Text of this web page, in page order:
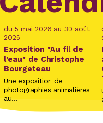
du 5 mai 2026 au 30 août
2026
Exposition "Au fil de
l'eau" de Christophe
Bourgeteau
Une exposition de
photographies animalières
au...